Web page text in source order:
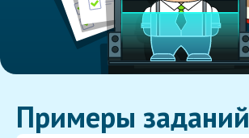
Примеры заданий